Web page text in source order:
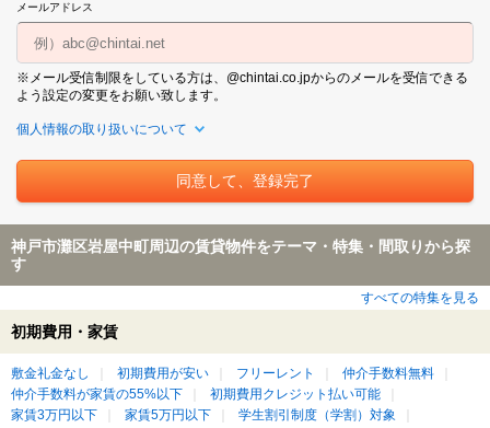
メールアドレス
※メール受信制限をしている方は、@chintai.co.jpからのメールを受信できる
よう設定の変更をお願い致します。
個人情報の取り扱いについて
神戸市灘区岩屋中町周辺の賃貸物件をテーマ・特集・間取りから探
す
すべての特集を見る
初期費用・家賃
敷金礼金なし 初期費用が安い フリーレント
仲介手数料無料
仲介手数料が家賃の55%以下
初期費用クレジット払い可能
家賃3万円以下
家賃5万円以下 学生割引制度（学割）対象